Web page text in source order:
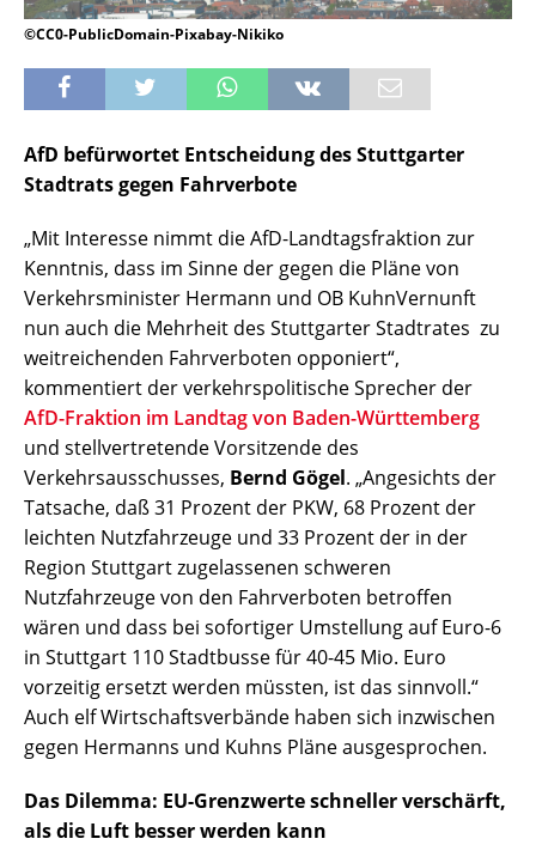
©CC0-PublicDomain-Pixabay-Nikiko
AfD befürwortet Entscheidung des Stuttgarter
Stadtrats gegen Fahrverbote
„Mit Interesse nimmt die AfD-Landtagsfraktion zur
Kenntnis, dass im Sinne der gegen die Pläne von
Verkehrsminister Hermann und OB KuhnVernunft
nun auch die Mehrheit des Stuttgarter Stadtrates zu
weitreichenden Fahrverboten opponiert“,
kommentiert der verkehrspolitische Sprecher der
AfD-Fraktion im Landtag von Baden-Württemberg
und stellvertretende Vorsitzende des
Verkehrsausschusses, Bernd Gögel. „Angesichts der
Tatsache, daß 31 Prozent der PKW, 68 Prozent der
leichten Nutzfahrzeuge und 33 Prozent der in der
Region Stuttgart zugelassenen schweren
Nutzfahrzeuge von den Fahrverboten betroffen
wären und dass bei sofortiger Umstellung auf Euro-6
in Stuttgart 110 Stadtbusse für 40-45 Mio. Euro
vorzeitig ersetzt werden müssten, ist das sinnvoll.“
Auch elf Wirtschaftsverbände haben sich inzwischen
gegen Hermanns und Kuhns Pläne ausgesprochen.
Das Dilemma: EU-Grenzwerte schneller verschärft,
als die Luft besser werden kann